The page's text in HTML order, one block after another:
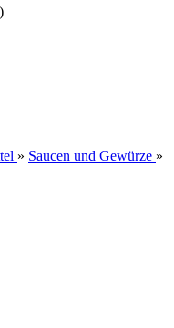
» Saucen und Gewürze »